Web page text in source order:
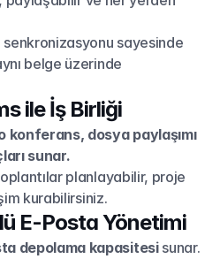
sayesinde
belge üzerinde
ile İş Birliği
konferans, dosya paylaşımı
sunar.
planlayabilir, proje
kurabilirsiniz.
E-Posta Yönetimi
depolama kapasitesi sunar.